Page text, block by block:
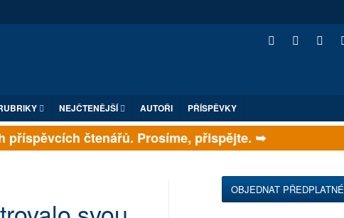
NEJČTENĚJŠÍ AUTOŘI PŘÍSPĚVKY
čtenářů. Prosíme, přispějte. ➥
OBJEDNAT PŘEDPLATNÉ